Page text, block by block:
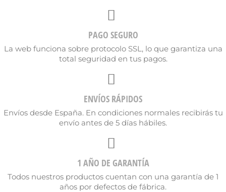
PAGO SEGURO
La web funciona sobre protocolo SSL, lo que garantiza una
total seguridad en tus pagos.
ENVÍOS RÁPIDOS
Envíos desde España. En condiciones normales recibirás tu
envío antes de 5 días hábiles.
1 AÑO DE GARANTÍA
Todos nuestros productos cuentan con una garantía de 1
años por defectos de fábrica.